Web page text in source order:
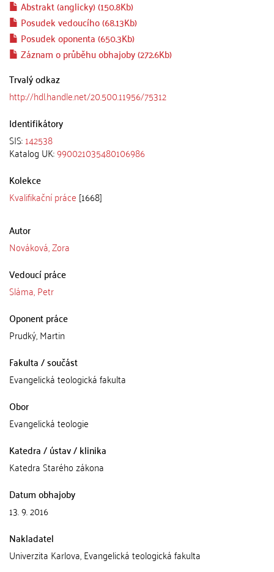
Abstrakt (anglicky) (150.8Kb)
Posudek vedoucího (68.13Kb)
Posudek oponenta (650.3Kb)
Záznam o průběhu obhajoby (272.6Kb)
Trvalý odkaz
http://hdl.handle.net/20.500.11956/75312
Identifikátory
SIS:142538
Katalog UK:990021035480106986
Kolekce
Kvalifikační práce [1668]
Autor
Nováková, Zora
Vedoucí práce
Sláma, Petr
Oponent práce
Prudký, Martin
Fakulta / součást
Evangelická teologická fakulta
Obor
Evangelická teologie
Katedra / ústav / klinika
Katedra Starého zákona
Datum obhajoby
13. 9. 2016
Nakladatel
Univerzita Karlova, Evangelická teologická fakulta